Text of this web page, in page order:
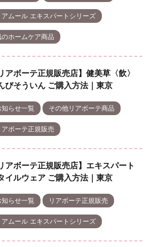
アムール エキスパートシリーズ
のホームケア商品
アボーテ正規販売店】健美草〈飲〉
びそういん ご購入方法｜東京
知らせ一覧 その他リアボーテ商品
アボーテ正規販売
アボーテ正規販売店】エキスパート
イルウェア ご購入方法｜東京
知らせ一覧 リアボーテ正規販売
アムール エキスパートシリーズ